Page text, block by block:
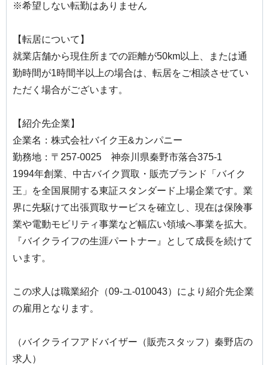
※希望しない転勤はありません
【転居について】
就業店舗から現住所までの距離が50km以上、または通
勤時間が1時間半以上の場合は、転居をご相談させてい
ただく場合がございます。
【紹介先企業】
企業名：株式会社バイク王&カンパニー
勤務地：〒257-0025 神奈川県秦野市落合375-1
1994年創業、中古バイク買取・販売ブランド「バイク
王」を全国展開する東証スタンダード上場企業です。業
界に先駆けて出張買取サービスを確立し、現在は保険事
業や電動モビリティ事業など幅広い領域へ事業を拡大。
『バイクライフの生涯パートナー』として成長を続けて
います。
この求人は職業紹介（09-ユ-010043）により紹介先企業
の雇用となります。
（バイクライフアドバイザー（販売スタッフ）秦野店の
求人）